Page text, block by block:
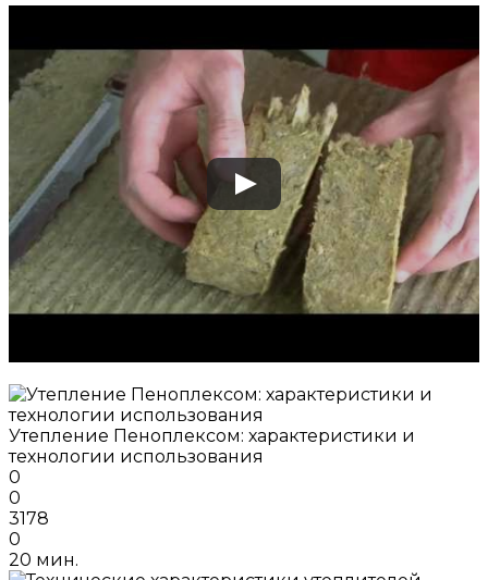
Утепление Пеноплексом: характеристики и
технологии использования
0
0
3178
0
20 мин.